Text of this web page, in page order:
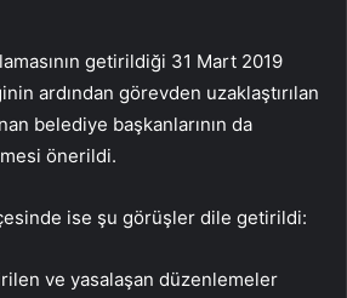
getirildiği 31 Mart 2019
ardından görevden uzaklaştırılan
belediye başkanlarının da
önerildi.
ise şu görüşler dile getirildi:
ve yasalaşan düzenlemeler